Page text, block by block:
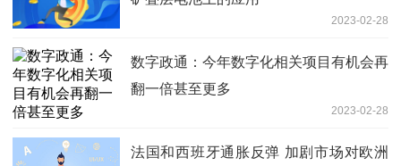
2023-02-28
数字政通：今年数字化相关项目有机会再
翻一倍甚至更多
2023-02-28
法国和西班牙通胀反弹 加剧市场对欧洲